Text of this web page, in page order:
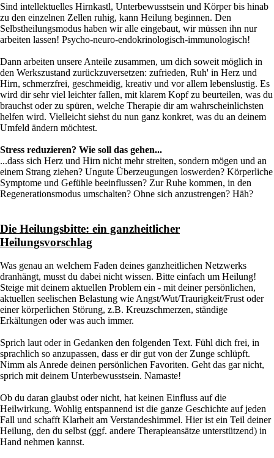
Sind intellektuelles Hirnkastl, Unterbewusstsein und Körper bis hinab
zu den einzelnen Zellen ruhig, kann Heilung beginnen. Den
Selbstheilungsmodus haben wir alle eingebaut, wir müssen ihn nur
arbeiten lassen! Psycho-neuro-endokrinologisch-immunologisch!
Dann arbeiten unsere Anteile zusammen, um dich soweit möglich in
den Werkszustand zurückzuversetzen: zufrieden, Ruh' in Herz und
Hirn, schmerzfrei, geschmeidig, kreativ und vor allem lebenslustig. Es
wird dir sehr viel leichter fallen, mit klarem Kopf zu beurteilen, was du
brauchst oder zu spüren, welche Therapie dir am wahrscheinlichsten
helfen wird. Vielleicht siehst du nun ganz konkret, was du an deinem
Umfeld ändern möchtest.
Stress reduzieren? Wie soll das gehen...
...dass sich Herz und Hirn nicht mehr streiten, sondern mögen und an
einem Strang ziehen? Ungute Überzeugungen loswerden? Körperliche
Symptome und Gefühle beeinflussen? Zur Ruhe kommen, in den
Regenerationsmodus umschalten? Ohne sich anzustrengen? Häh?
Die Heilungsbitte: ein ganzheitlicher
Heilungsvorschlag
Was genau an welchem Faden deines ganzheitlichen Netzwerks
dranhängt, musst du dabei nicht wissen. Bitte einfach um Heilung!
Steige mit deinem aktuellen Problem ein - mit deiner persönlichen,
aktuellen seelischen Belastung wie Angst/Wut/Traurigkeit/Frust oder
einer körperlichen Störung, z.B. Kreuzschmerzen, ständige
Erkältungen oder was auch immer.
Sprich laut oder in Gedanken den folgenden Text. Fühl dich frei, in
sprachlich so anzupassen, dass er dir gut von der Zunge schlüpft.
Nimm als Anrede deinen persönlichen Favoriten. Geht das gar nicht,
sprich mit deinem Unterbewusstsein. Namaste!
Ob du daran glaubst oder nicht, hat keinen Einfluss auf die
Heilwirkung. Wohlig entspannend ist die ganze Geschichte auf jeden
Fall und schafft Klarheit am Verstandeshimmel. Hier ist ein Teil deiner
Heilung, den du selbst (ggf. andere Therapieansätze unterstützend) in
Hand nehmen kannst.